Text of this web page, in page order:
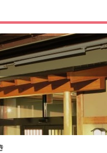
香川県(1) 愛媛県(1)